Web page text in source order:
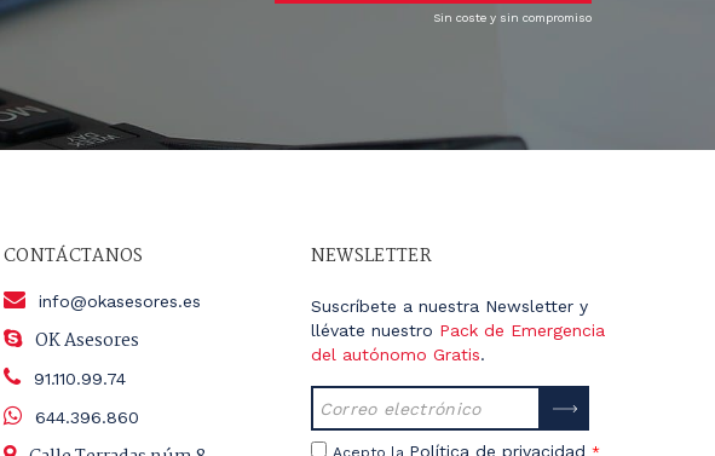
Sin coste y sin compromiso
CONTÁCTANOS
info@okasesores.es
OK Asesores
91.110.99.74
644.396.860
NEWSLETTER
Suscríbete a nuestra Newsletter y
llévate nuestro Pack de Emergencia
del autónomo Gratis.
Acepto la Política de privacidad *